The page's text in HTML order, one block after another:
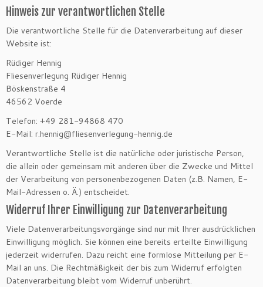
Hinweis zur verantwortlichen Stelle
Die verantwortliche Stelle für die Datenverarbeitung auf dieser
Website ist:
Rüdiger Hennig
Fliesenverlegung Rüdiger Hennig
Böskenstraße 4
46562 Voerde
Telefon: +49 281-94868 470
E-Mail: r.hennig@fliesenverlegung-hennig.de
Verantwortliche Stelle ist die natürliche oder juristische Person,
die allein oder gemeinsam mit anderen über die Zwecke und Mittel
der Verarbeitung von personenbezogenen Daten (z.B. Namen, E-
Mail-Adressen o. Ä.) entscheidet.
Widerruf Ihrer Einwilligung zur Datenverarbeitung
Viele Datenverarbeitungsvorgänge sind nur mit Ihrer ausdrücklichen
Einwilligung möglich. Sie können eine bereits erteilte Einwilligung
jederzeit widerrufen. Dazu reicht eine formlose Mitteilung per E-
Mail an uns. Die Rechtmäßigkeit der bis zum Widerruf erfolgten
Datenverarbeitung bleibt vom Widerruf unberührt.